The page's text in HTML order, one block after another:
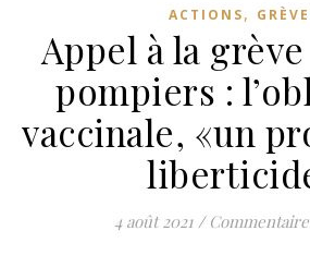
ACTIONS,
Appel à la
pompiers :
vaccinale, «un
4 août 2021 /